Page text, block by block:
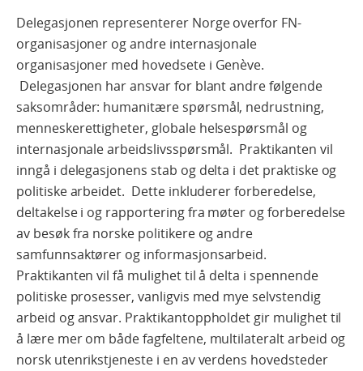
Delegasjonen representerer Norge overfor FN-
organisasjoner og andre internasjonale
organisasjoner med hovedsete i Genève.
Delegasjonen har ansvar for blant andre følgende
saksområder: humanitære spørsmål, nedrustning,
menneskerettigheter, globale helsespørsmål og
internasjonale arbeidslivsspørsmål. Praktikanten vil
inngå i delegasjonens stab og delta i det praktiske og
politiske arbeidet. Dette inkluderer forberedelse,
deltakelse i og rapportering fra møter og forberedelse
av besøk fra norske politikere og andre
samfunnsaktører og informasjonsarbeid.
Praktikanten vil få mulighet til å delta i spennende
politiske prosesser, vanligvis med mye selvstendig
arbeid og ansvar. Praktikantoppholdet gir mulighet til
å lære mer om både fagfeltene, multilateralt arbeid og
norsk utenrikstjeneste i en av verdens hovedsteder